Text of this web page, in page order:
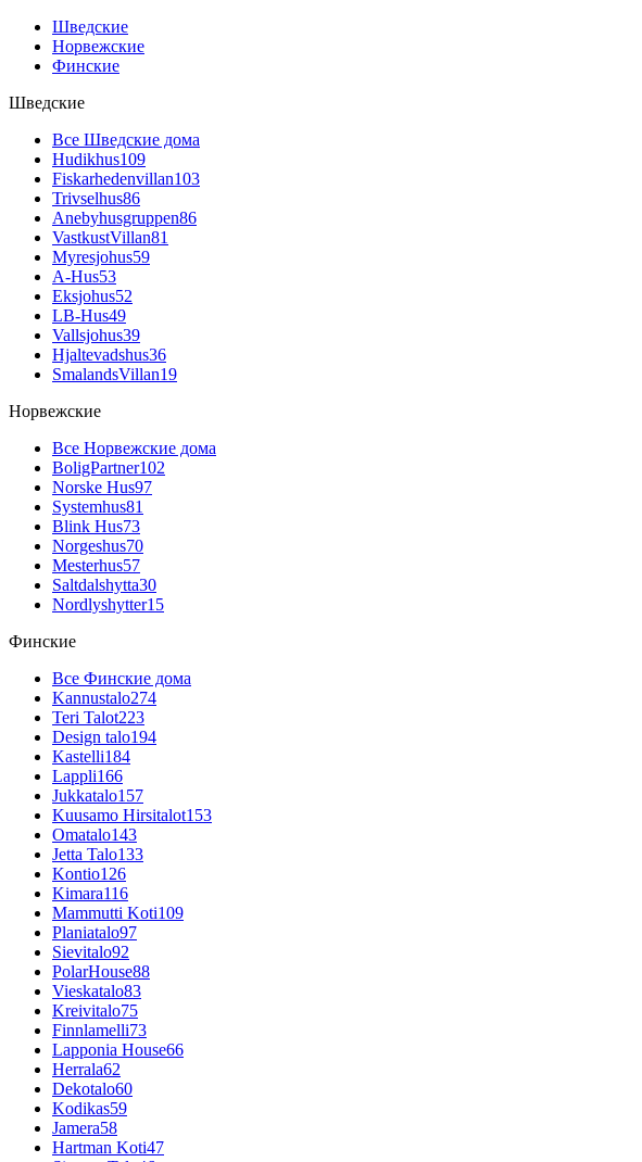
Шведские
Норвежские
Финские
Шведские
Все Шведские дома
Hudikhus109
Fiskarhedenvillan103
Trivselhus86
Anebyhusgruppen86
VastkustVillan81
Myresjohus59
A-Hus53
Eksjohus52
LB-Hus49
Vallsjohus39
Hjaltevadshus36
SmalandsVillan19
Норвежские
Все Норвежские дома
BoligPartner102
Norske Hus97
Systemhus81
Blink Hus73
Norgeshus70
Mesterhus57
Saltdalshytta30
Nordlyshytter15
Финские
Все Финские дома
Kannustalo274
Teri Talot223
Design talo194
Kastelli184
Lappli166
Jukkatalo157
Kuusamo Hirsitalot153
Omatalo143
Jetta Talo133
Kontio126
Kimara116
Mammutti Koti109
Planiatalo97
Sievitalo92
PolarHouse88
Vieskatalo83
Kreivitalo75
Finnlamelli73
Lapponia House66
Herrala62
Dekotalo60
Kodikas59
Jamera58
Hartman Koti47